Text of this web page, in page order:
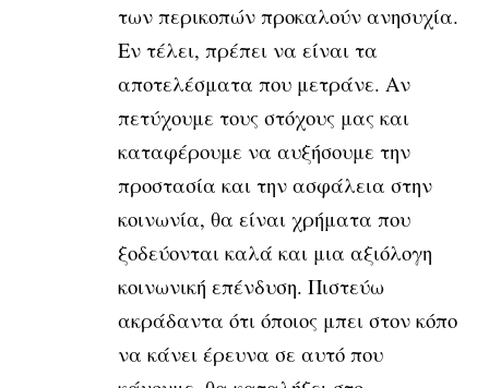
των περικοπών προκαλούν ανησυχία.
Εν τέλει, πρέπει να είναι τα
αποτελέσματα που μετράνε. Αν
πετύχουμε τους στόχους μας και
καταφέρουμε να αυξήσουμε την
προστασία και την ασφάλεια στην
κοινωνία, θα είναι χρήματα που
ξοδεύονται καλά και μια αξιόλογη
κοινωνική επένδυση. Πιστεύω
ακράδαντα ότι όποιος μπει στον κόπο
να κάνει έρευνα σε αυτό που